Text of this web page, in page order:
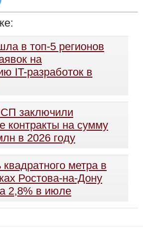
в топ-5 регионов
на
IT-разработок в
заключили
контракты на сумму
в 2026 году
метра в
Ростова-на-Дону
2,8% в июле